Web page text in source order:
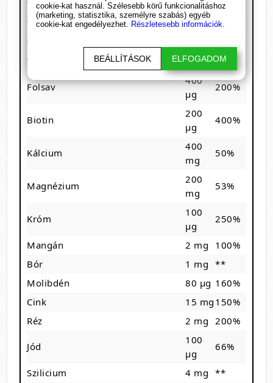
Vitamin B3 (Niacin) 50 mg312%
Vitamin B5 (Pantoténsav)
50 mg833%
Vitamin B6 (Piridoxin-hidroklorid)
Vitamin B12
10 µg 400%
Folsav
400
µg
200%
Biotin
200
µg
400%
Kálcium
400
mg
50%
Magnézium
200
mg
53%
Króm
100
µg
250%
Mangán 2 mg
100%
Bór
1 mg **
Molibdén
80 µg 160%
Cink
15 mg 150%
Réz
2 mg 200%
Jód
100
µg
66%
Szilicium 4 mg **
cookie-kat használ. Szélesebb körű funkcionalitáshoz
(marketing, statisztika, személyre szabás) egyéb
cookie-kat engedélyezhet. Részletesebb információk.
BEÁLLÍTÁSOK ELFOGADOM